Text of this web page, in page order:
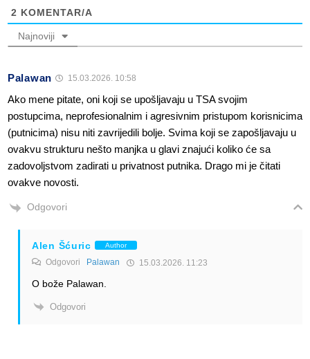
2 KOMENTAR/A
Najnoviji
Palawan 15.03.2026. 10:58
Ako mene pitate, oni koji se upošljavaju u TSA svojim
postupcima, neprofesionalnim i agresivnim pristupom korisnicima
(putnicima) nisu niti zavrijedili bolje. Svima koji se zapošljavaju u
ovakvu strukturu nešto manjka u glavi znajući koliko će sa
zadovoljstvom zadirati u privatnost putnika. Drago mi je čitati
ovakve novosti.
Odgovori
Alen Šćuric Author
Odgovori Palawan 15.03.2026. 11:23
O bože Palawan.
Odgovori